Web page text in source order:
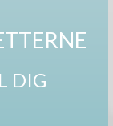
DIG